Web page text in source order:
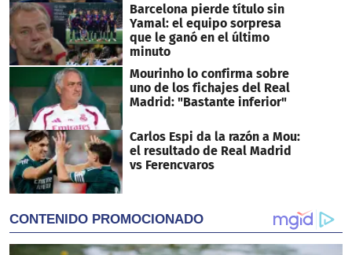
Barcelona pierde título sin
Yamal: el equipo sorpresa
que le ganó en el último
minuto
Mourinho lo confirma sobre
uno de los fichajes del Real
Madrid: "Bastante inferior"
Carlos Espi da la razón a Mou:
el resultado de Real Madrid
vs Ferencvaros